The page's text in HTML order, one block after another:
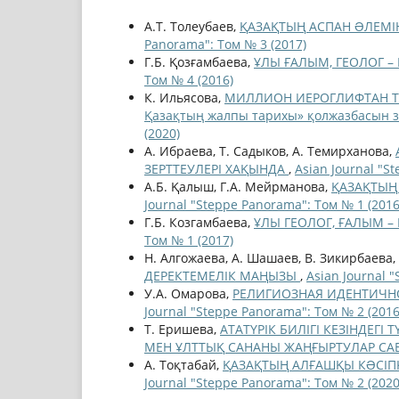
А.Т. Толеубаев, ҚАЗАҚТЫҢ АСПАН
Panorama": Том № 3 (2017)
Г.Б. Қозғамбаева, ҰЛЫ ҒАЛЫМ, ГЕОЛОГ
Том № 4 (2016)
К. Ильясова, МИЛЛИОН ИЕРОГЛИФТАН
Қазақтың жалпы тарихы» қолжазбасын
(2020)
А. Ибраева, Т. Садыков, А. Темирханова,
ЗЕРТТЕУЛЕРІ ХАҚЫНДА , Asian Journal
А.Б. Қалыш, Г.А. Мейрманова, ҚАЗАҚТЫҢ
Journal "Steppe Panorama": Том № 1
Г.Б. Козгамбаева, ҰЛЫ ГЕОЛОГ, ҒАЛЫМ
Том № 1 (2017)
Н. Алгожаева, А. Шашаев, В. Зикирбаева,
ДЕРЕКТЕМЕЛІК МАҢЫЗЫ , Asian Journal
У.A. Омарова, РЕЛИГИОЗНАЯ
Journal "Steppe Panorama": Том № 2
Т. Еришева, АТАТҮРІК БИЛІГІ
МЕН ҰЛТТЫҚ САНАНЫ ЖАҢҒЫРТУЛАР
А. Тоқтабай, ҚАЗАҚТЫҢ АЛҒАШҚЫ
Journal "Steppe Panorama": Том № 2